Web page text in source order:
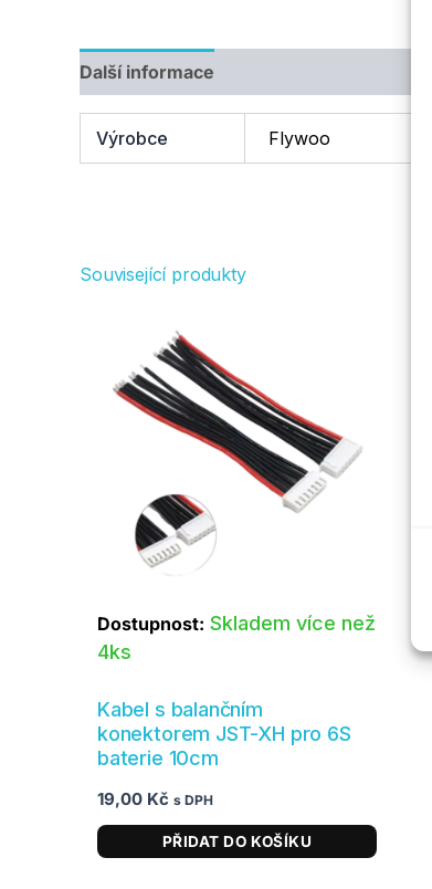
Další informace
Výrobce Flywoo
Související produkty
Dostupnost: Skladem více než
4ks
Kabel s balančním
konektorem JST-XH pro 6S
baterie 10cm
19,00 Kč s DPH
PŘIDAT DO KOŠÍKU